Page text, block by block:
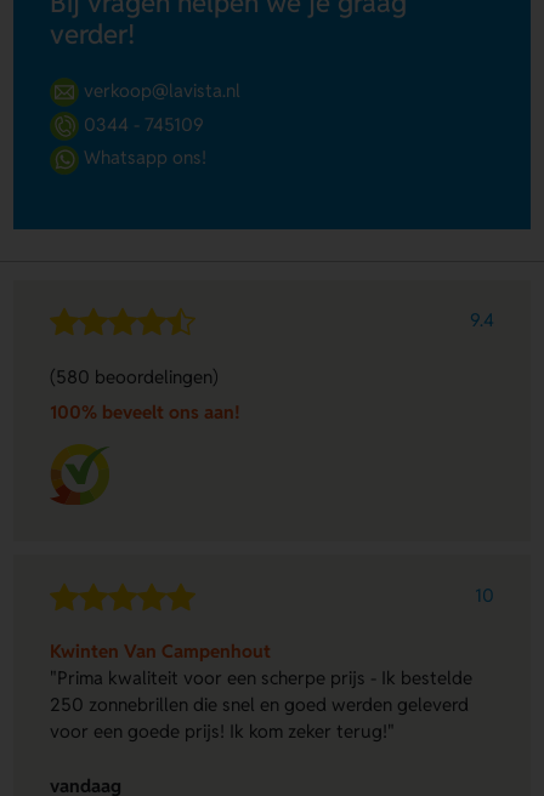
verder!
verkoop@lavista.nl
0344 - 745109
Whatsapp ons!
9.4
(580 beoordelingen)
100% beveelt ons aan!
10
Kwinten Van Campenhout
"Prima kwaliteit voor een scherpe prijs - Ik bestelde
250 zonnebrillen die snel en goed werden geleverd
voor een goede prijs! Ik kom zeker terug!"
vandaag